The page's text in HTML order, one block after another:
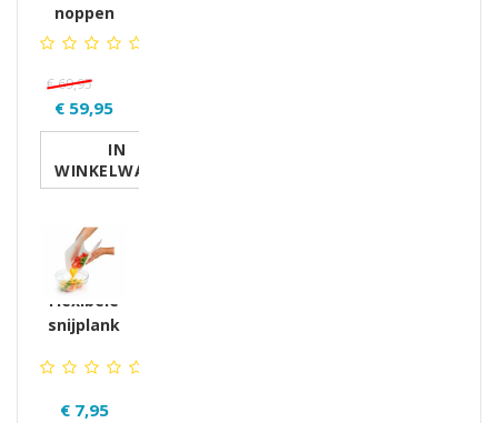
noppen
€ 69,95
€ 59,95
IN
WINKELWAGEN
Flexibele
snijplank
€ 7,95